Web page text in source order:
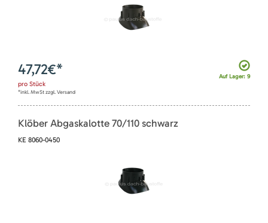
Auf Lager: 9
47,72€*
pro Stück
*inkl. MwSt zzgl. Versand
Klöber Abgaskalotte 70/110 schwarz
KE 8060-0450